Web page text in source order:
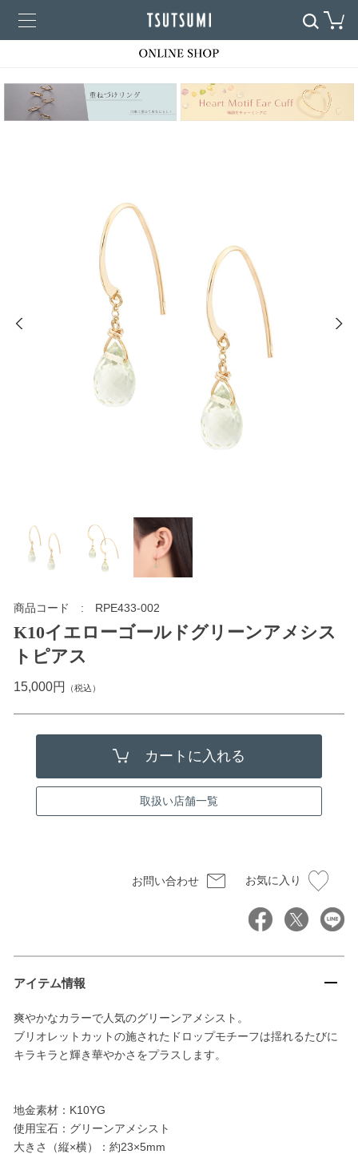
商品コード RPE433-002
K10イエローゴールドグリーンアメシス
トピアス
15,000円 （税込）
取扱い店舗一覧
お問い合わせ お気に入り
アイテム情報
爽やかなカラーで人気のグリーンアメシスト。
ブリオレットカットの施されたドロップモチーフは揺れるたびに
キラキラと輝き華やかさをプラスします。
地金素材：K10YG
使用宝石：グリーンアメシスト
大きさ（縦×横）：約23×5mm